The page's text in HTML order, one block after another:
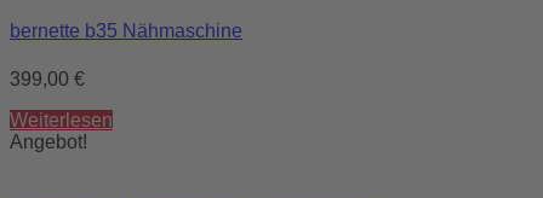
bernette b35 Nähmaschine
399,00 €
Weiterlesen
Angebot!